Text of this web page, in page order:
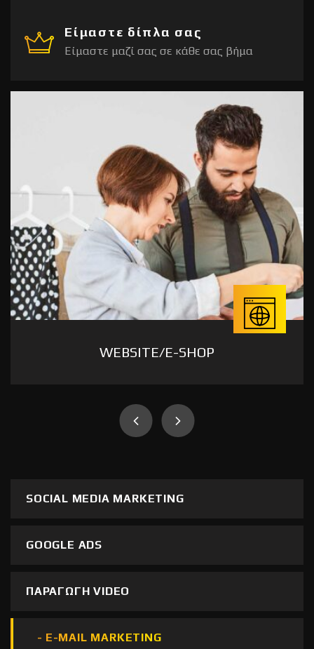
SOCIAL MEDIA MARKETING
GOOGLE ADS
ΠΑΡΑΓΩΓΗ VIDEO
E-MAIL MARKETING
Είμαστε δίπλα σας
Είμαστε μαζί σας σε κάθε σας βήμα
WEBSITE/E-SHOP
WEBSITE/E-SHOP